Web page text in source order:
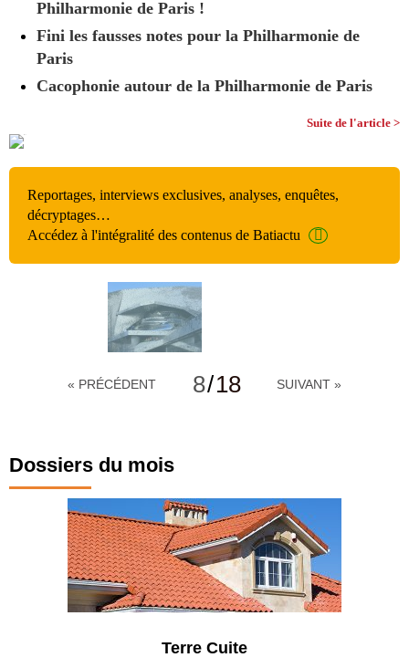
Philharmonie de Paris !
Fini les fausses notes pour la Philharmonie de
Paris
Cacophonie autour de la Philharmonie de Paris
Suite de l'article >
Reportages, interviews exclusives, analyses, enquêtes,
décryptages…
Accédez à l'intégralité des contenus de Batiactu
« PRÉCÉDENT 8/18 SUIVANT »
Dossiers du mois
Terre Cuite